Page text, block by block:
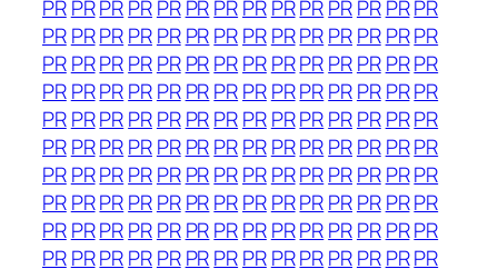
PRPRPRPRPR PRPRPRPRPRPRPR PRPR
PRPRPRPRPR PRPRPRPRPRPRPR PRPR
PRPRPRPRPR PRPRPRPRPRPRPR PRPR
PRPRPRPRPR PRPRPRPRPRPRPR PRPR
PRPRPRPRPR PRPRPRPRPRPRPR PRPR
PRPRPRPRPR PRPRPRPRPRPRPR PRPR
PRPRPRPRPR PRPRPRPRPRPRPR PRPR
PRPRPRPRPR PRPRPRPRPRPRPR PRPR
PRPRPRPRPR PRPRPRPRPRPRPR PRPR
PRPRPRPRPR PRPRPRPRPRPRPR PRPR